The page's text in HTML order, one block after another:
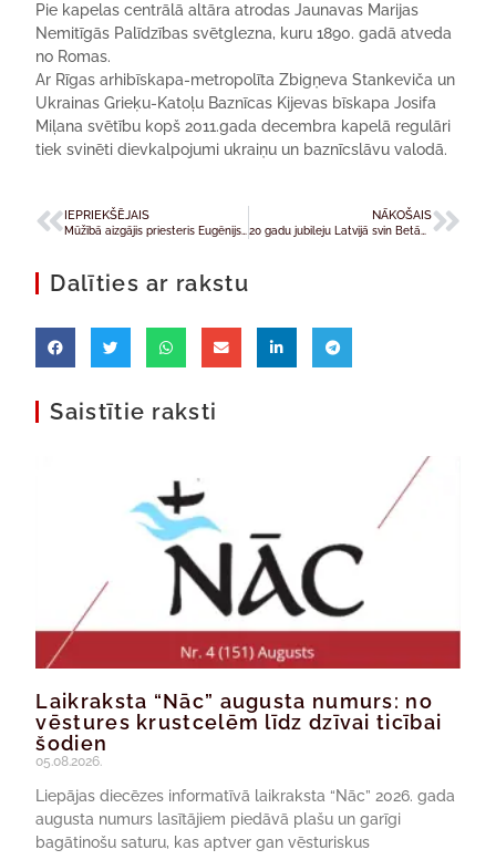
Pie kapelas centrālā altāra atrodas Jaunavas Marijas
Nemitīgās Palīdzības svētglezna, kuru 1890. gadā atveda
no Romas.
Ar Rīgas arhibīskapa-metropolīta Zbigņeva Stankeviča un
Ukrainas Grieķu-Katoļu Baznīcas Kijevas bīskapa Josifa
Miļana svētību kopš 2011.gada decembra kapelā regulāri
tiek svinēti dievkalpojumi ukraiņu un baznīcslāvu valodā.
IEPRIEKŠĒJAIS NĀKOŠAIS
Dalīties ar rakstu
Saistītie raksti
Laikraksta “Nāc” augusta numurs: no
vēstures krustcelēm līdz dzīvai ticībai
šodien
05.08.2026.
Liepājas diecēzes informatīvā laikraksta “Nāc” 2026. gada
augusta numurs lasītājiem piedāvā plašu un garīgi
bagātinošu saturu, kas aptver gan vēsturiskus